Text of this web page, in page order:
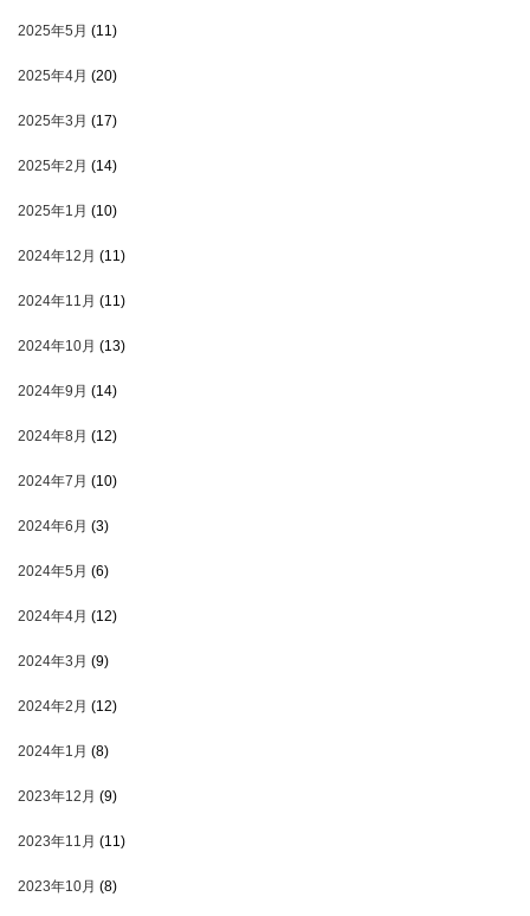
2025年5月 (11)
2025年4月 (20)
2025年3月 (17)
2025年2月 (14)
2025年1月 (10)
2024年12月 (11)
2024年11月 (11)
2024年10月 (13)
2024年9月 (14)
2024年8月 (12)
2024年7月 (10)
2024年6月 (3)
2024年5月 (6)
2024年4月 (12)
2024年3月 (9)
2024年2月 (12)
2024年1月 (8)
2023年12月 (9)
2023年11月 (11)
2023年10月 (8)